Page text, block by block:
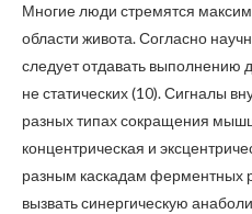
Многие люди стремятся
области живота. Согласно
следует отдавать выполнению
не статических (10). Сигналы
разных типах сокращения
концентрическая и
разным каскадам ферментных
вызвать синергическую